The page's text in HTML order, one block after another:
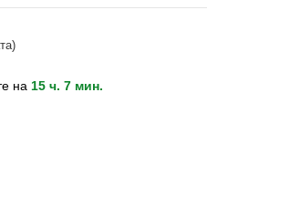
на 15 ч. 7 мин.